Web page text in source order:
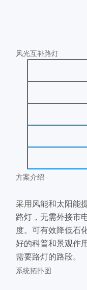
风光互补路灯
方案介绍
采用风能和太阳能
路灯，无需外接市
度。可有效降低石
好的科普和景观作
需要路灯的路段。
系统拓扑图